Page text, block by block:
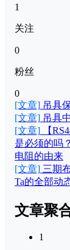
1
关注
0
粉丝
0
[文章] 吊具
[文章] 吊具
[文章] 【
是必须的吗
电阻的由来
[文章] 三期
Ta的全部动
文章聚
1